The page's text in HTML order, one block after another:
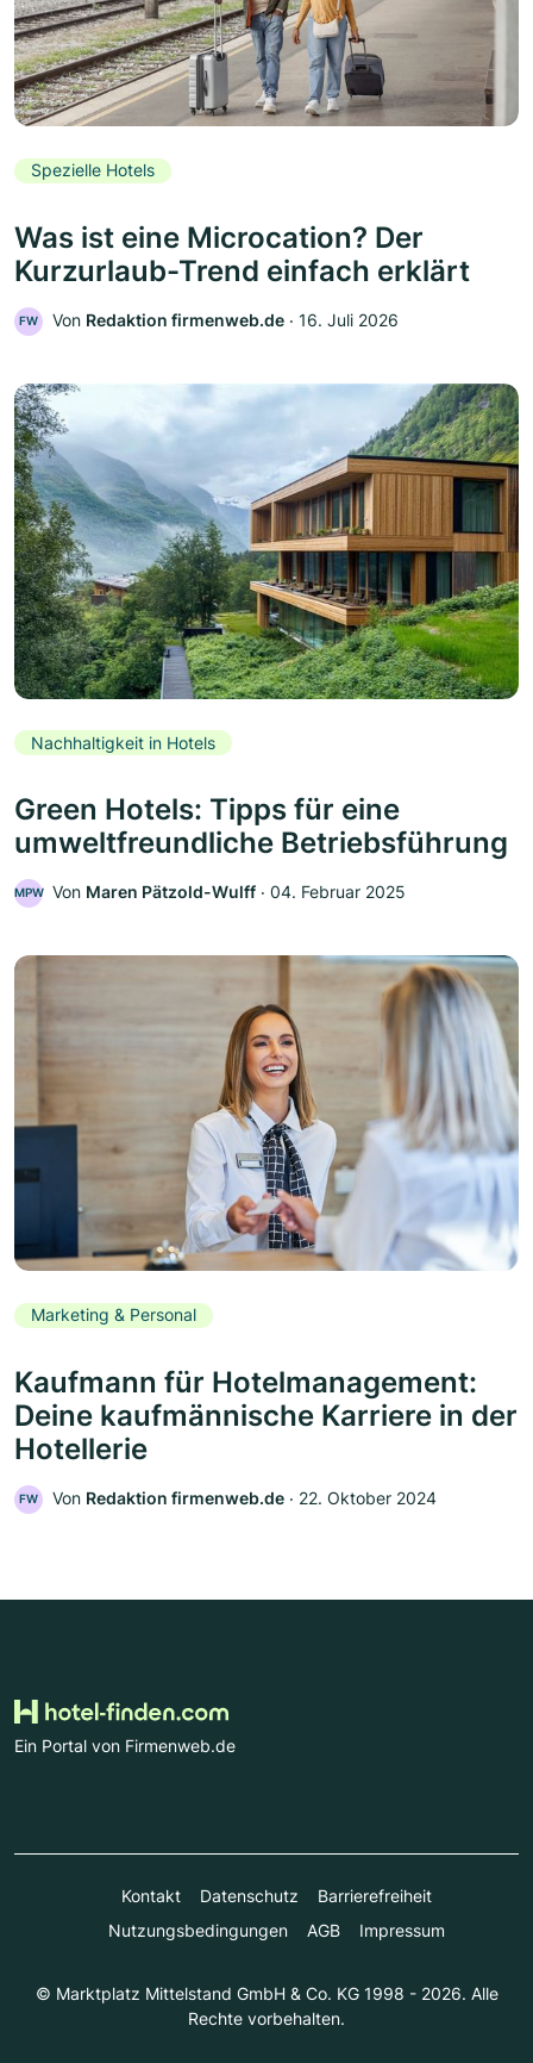
Spezielle Hotels
Was ist eine Microcation? Der
Kurzurlaub-Trend einfach erklärt
FW Von Redaktion firmenweb.de ‧ 16. Juli 2026
Nachhaltigkeit in Hotels
Green Hotels: Tipps für eine
umweltfreundliche Betriebsführung
MPW Von Maren Pätzold-Wulff ‧ 04. Februar 2025
Marketing & Personal
Kaufmann für Hotelmanagement:
Deine kaufmännische Karriere in der
Hotellerie
FW Von Redaktion firmenweb.de ‧ 22. Oktober 2024
Ein Portal von Firmenweb.de
Kontakt Datenschutz
Barrierefreiheit
Nutzungsbedingungen
AGB Impressum
© Marktplatz Mittelstand GmbH & Co. KG 1998 - 2026. Alle
Rechte vorbehalten.